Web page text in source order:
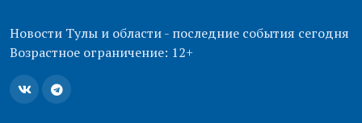
Новости Тулы и области - последние события сегодня
Возрастное ограничение: 12+